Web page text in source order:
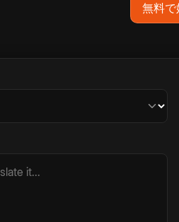
無料で